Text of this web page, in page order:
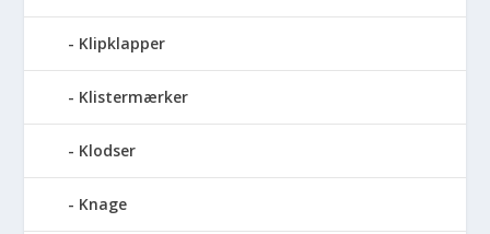
Klipklapper
Klistermærker
Klodser
Knage